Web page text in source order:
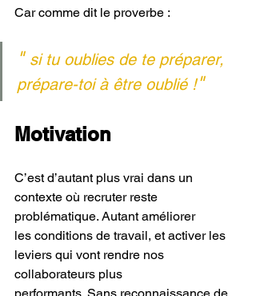
Car comme dit le proverbe :
" si tu oublies de te préparer,
prépare-toi à être oublié !"
Motivation
C’est d’autant plus vrai dans un
contexte où recruter reste
problématique. Autant améliorer
les conditions de travail, et activer les
leviers qui vont rendre nos
collaborateurs plus